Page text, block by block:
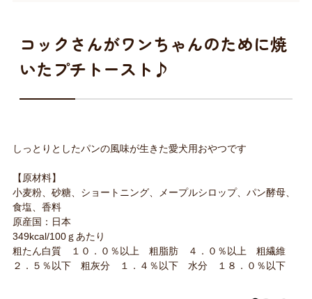
コックさんがワンちゃんのために焼
いたプチトースト♪
しっとりとしたパンの風味が生きた愛犬用おやつです
【原材料】
小麦粉、砂糖、ショートニング、メープルシロップ、パン酵母、
食塩、香料
原産国：日本
349kcal/100ｇあたり
粗たん白質 １０．０％以上 粗脂肪 ４．０％以上 粗繊維
２．５％以下 粗灰分 １．４％以下 水分 １８．０％以下